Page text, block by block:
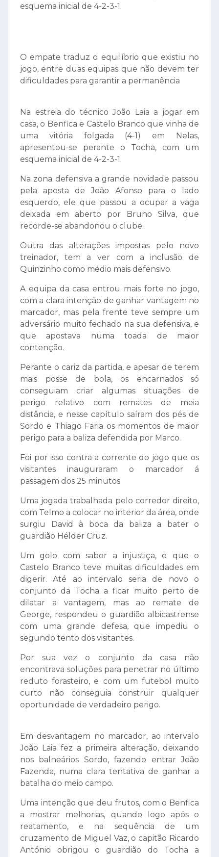
esquema inicial de 4-2-3-1.
O empate traduz o equilíbrio que existiu no
jogo, entre duas equipas que não devem ter
dificuldades para garantir a permanência
Na estreia do técnico João Laia a jogar em
casa, o Benfica e Castelo Branco que vinha de
uma vitória folgada (4-1) em Nelas,
apresentou-se perante o Tocha, com um
esquema inicial de 4-2-3-1.
Na zona defensiva a grande novidade passou
pela aposta de João Afonso para o lado
esquerdo, ele que passou a ocupar a vaga
deixada em aberto por Bruno Silva, que
recorde-se abandonou o clube.
Outra das alterações impostas pelo novo
treinador, tem a ver com a inclusão de
Quinzinho como médio mais defensivo.
A equipa da casa entrou mais forte no jogo,
com a clara intenção de ganhar vantagem no
marcador, mas pela frente teve sempre um
adversário muito fechado na sua defensiva, e
que apostava numa toada de maior
contenção.
Perante o cariz da partida, e apesar de terem
mais posse de bola, os encarnados só
conseguiam criar algumas situações de
perigo relativo com remates de meia
distância, e nesse capítulo saíram dos pés de
Sordo e Thiago Faria os momentos de maior
perigo para a baliza defendida por Marco.
Foi por isso contra a corrente do jogo que os
visitantes inauguraram o marcador á
passagem dos 25 minutos.
Uma jogada trabalhada pelo corredor direito,
com Telmo a colocar no interior da área, onde
surgiu David à boca da baliza a bater o
guardião Hélder Cruz.
Um golo com sabor a injustiça, e que o
Castelo Branco teve muitas dificuldades em
digerir. Até ao intervalo seria de novo o
conjunto da Tocha a ficar muito perto de
dilatar a vantagem, mas ao remate de
George, respondeu o guardião albicastrense
com uma grande defesa, que impediu o
segundo tento dos visitantes.
Por sua vez o conjunto da casa não
encontrava soluções para penetrar no último
reduto forasteiro, e com um futebol muito
curto não conseguia construir qualquer
oportunidade de verdadeiro perigo.
Em desvantagem no marcador, ao intervalo
João Laia fez a primeira alteração, deixando
nos balneários Sordo, fazendo entrar João
Fazenda, numa clara tentativa de ganhar a
batalha do meio campo.
Uma intenção que deu frutos, com o Benfica
a mostrar melhorias, quando logo após o
reatamento, e na sequência de um
cruzamento de Miguel Vaz, o capitão Ricardo
António obrigou o guardião do Tocha a